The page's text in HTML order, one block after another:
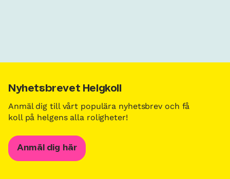
Nyhetsbrevet Helgkoll
Anmäl dig till vårt populära nyhetsbrev och få
koll på helgens alla roligheter!
Anmäl dig här